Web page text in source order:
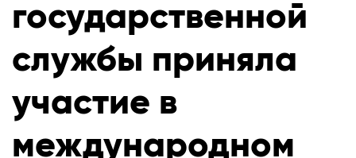
государственной
службы приняла
участие в
международном